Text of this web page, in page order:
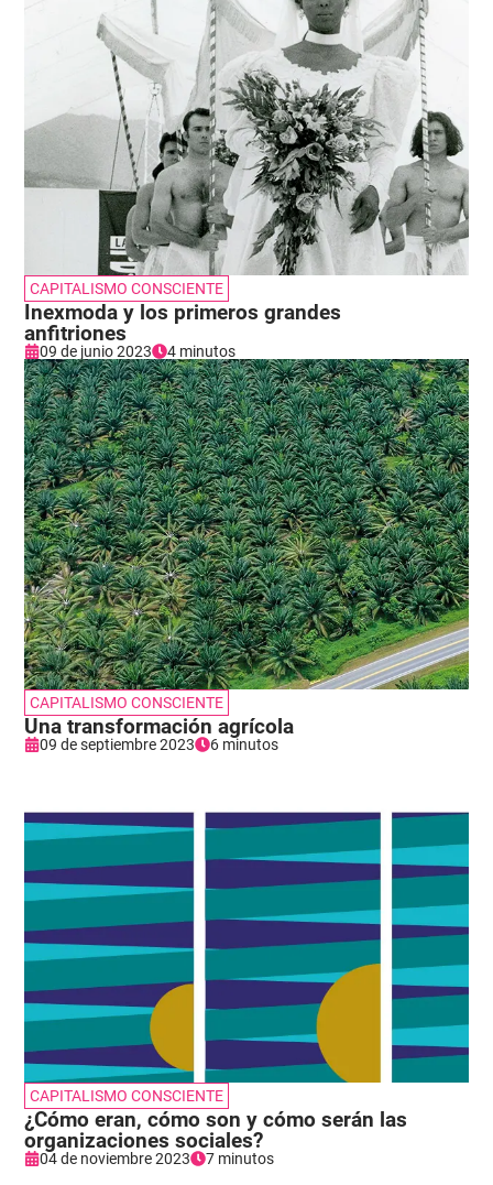
CAPITALISMO CONSCIENTE
Inexmoda y los primeros grandes
anfitriones
09 de junio 2023 4 minutos
CAPITALISMO CONSCIENTE
Una transformación agrícola
09 de septiembre 2023 6 minutos
CAPITALISMO CONSCIENTE
¿Cómo eran, cómo son y cómo serán las
organizaciones sociales?
04 de noviembre 2023 7 minutos